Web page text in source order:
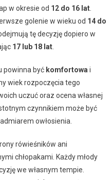
w okresie od 12 do 16 lat.
golenie w wieku od 14 do
tę decyzję dopiero w
17 lub 18 lat.
powinna być komfortowa i
wiek rozpoczęcia tego
uczuć oraz ocena własnej
czynnikiem może być
owłosienia.
rówieśników ani
chłopakami. Każdy młody
we własnym tempie.